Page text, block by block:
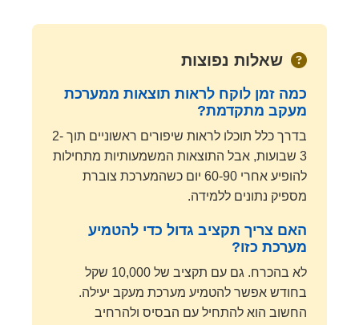
שאלות נפוצות
כמה זמן לוקח לראות תוצאות ממערכת
מעקב מתקדמת?
בדרך כלל תוכלו לראות שיפורים ראשוניים תוך 2-
3 שבועות, אבל התוצאות המשמעותיות מתחילות
להופיע אחרי 60-90 יום כשהמערכת צוברת
מספיק נתונים ללמידה.
האם צריך תקציב גדול כדי להטמיע
מערכת כזו?
לא בהכרח. גם עם תקציב של 10,000 שקל
בחודש אפשר להטמיע מערכת מעקב יעילה.
החשוב הוא להתחיל עם הבסיס ולהרחיב